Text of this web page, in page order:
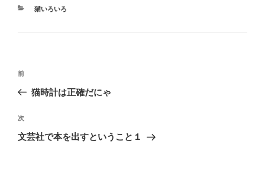
カ
猫いろいろ
投
ナ
ビ
ゲ
過
去
投
稿
前
猫時計は正確だにゃ
次
の
次
文芸社で本を出すということ１